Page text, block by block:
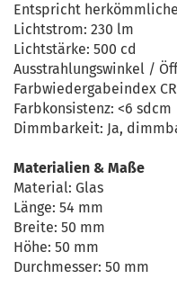
Entspricht
Lichtstrom: 230 lm
Lichtstärke: 500 cd
Ausstrahlungswinkel /
Farbwiedergabeindex
Farbkonsistenz: <6 sdcm
Dimmbarkeit: Ja,
Materialien & Maße
Material: Glas
Länge: 54 mm
Breite: 50 mm
Höhe: 50 mm
Durchmesser: 50 mm